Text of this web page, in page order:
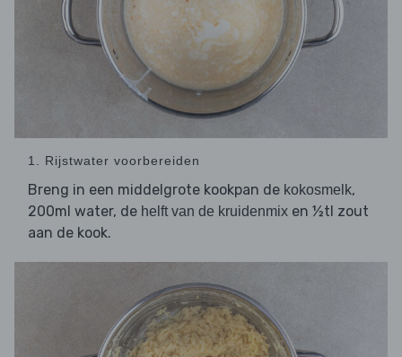
1. Rijstwater voorbereiden
Breng in een middelgrote kookpan de kokosmelk,
200ml water, de helft van de kruidenmix en ½tl zout
aan de kook.